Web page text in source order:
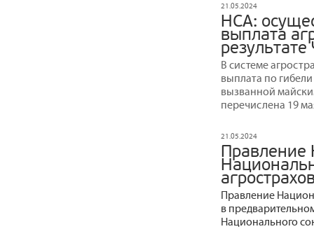
21.05.2024
НСА:
выплата
В системе
выплата по
вызванной
перечислена 19
21.05.2024
Правление
Правление
в
Национального